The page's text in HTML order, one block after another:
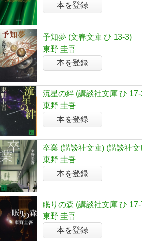
本を登録
予知夢 (文春文庫 ひ 13-3)
東野 圭吾
本を登録
流星の絆 (講談社文庫 ひ
東野 圭吾
本を登録
卒業 (講談社文庫) (講談社文
東野 圭吾
本を登録
眠りの森 (講談社文庫 ひ 17-
東野 圭吾
本を登録